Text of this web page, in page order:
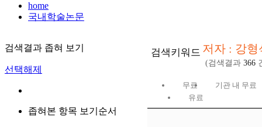
home
국내학술논문
검색결과 좁혀 보기
선택해제
좁혀본 항목 보기순서
검색키워드 저자 : 강형
(검색결과 366
무료
기관 내 무료
유료